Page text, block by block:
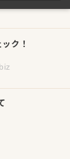
ク！